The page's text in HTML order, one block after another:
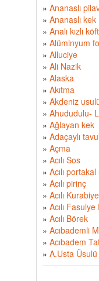
» Ananaslı
» Ananaslı kek
» Analı kızlı
» Alüminyum
» Alluciye
» Ali Nazik
» Alaska
» Akıtma
» Akdeniz
» Ahududulu-
» Ağlayan kek
» Adaçaylı
» Açma
» Acılı Sos
» Acılı
» Acılı pirinç
» Acılı Kurabiye
» Acılı
» Acılı Börek
» Acıbademli
» Acıbadem
» A.Usta